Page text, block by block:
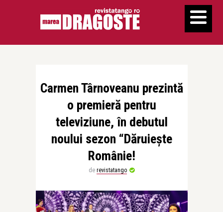
Carmen Târnoveanu prezintă
o premieră pentru
televiziune, în debutul
noului sezon “Dăruiește
Românie!
de revistatango